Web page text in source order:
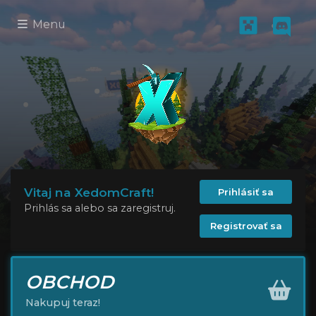
Menu
Vitaj na XedomCraft!
Prihlás sa alebo sa zaregistruj.
Prihlásiť sa
Registrovať sa
OBCHOD
Nakupuj teraz!